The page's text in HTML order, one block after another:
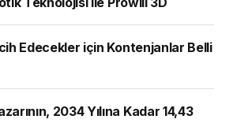
için Kontenjanlar Belli
2034 Yılına Kadar 14,43